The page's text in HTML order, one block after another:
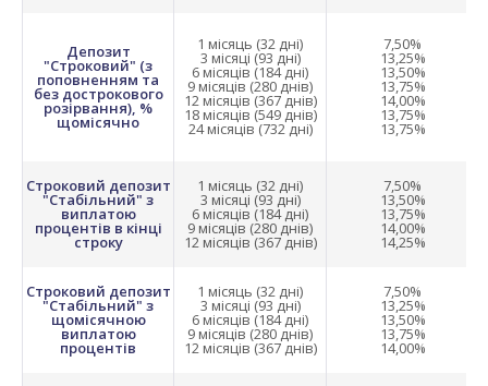
Депозит
"Строковий" (з
поповненням та
без дострокового
розірвання), %
щомісячно
1 місяць (32 дні)
3 місяці (93 дні)
6 місяців (184 дні)
9 місяців (280 днів)
12 місяців (367 днів)
18 місяців (549 днів)
24 місяців (732 дні)
7,50%
13,25%
13,50%
13,75%
14,00%
13,75%
13,75%
Строковий депозит
"Стабільний" з
виплатою
процентів в кінці
строку
1 місяць (32 дні)
3 місяці (93 дні)
6 місяців (184 дні)
9 місяців (280 днів)
12 місяців (367 днів)
7,50%
13,50%
13,75%
14,00%
14,25%
Строковий депозит
"Стабільний" з
щомісячною
виплатою
процентів
1 місяць (32 дні)
3 місяці (93 дні)
6 місяців (184 дні)
9 місяців (280 днів)
12 місяців (367 днів)
7,50%
13,25%
13,50%
13,75%
14,00%